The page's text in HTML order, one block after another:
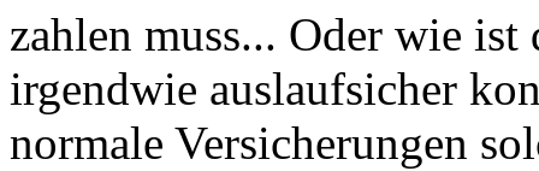
zahlen muss... Oder wie ist
irgendwie auslaufsicher
normale Versicherungen